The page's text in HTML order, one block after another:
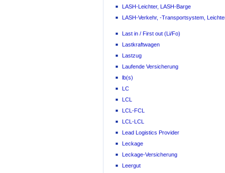
LASH-Leichter, LASH-Barge
LASH-Verkehr, -Transportsystem,
Last in / First out (Li/Fo)
Lastkraftwagen
Lastzug
Laufende Versicherung
lb(s)
LC
LCL
LCL-FCL
LCL-LCL
Lead Logistics Provider
Leckage
Leckage-Versicherung
Leergut